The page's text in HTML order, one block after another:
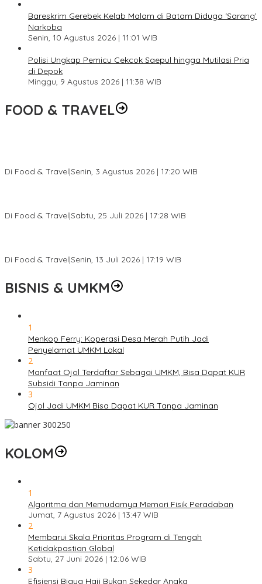
Bareskrim Gerebek Kelab Malam di Batam Diduga ‘Sarang’
Narkoba
Senin, 10 Agustus 2026 | 11:01 WIB
Polisi Ungkap Pemicu Cekcok Saepul hingga Mutilasi Pria
di Depok
Minggu, 9 Agustus 2026 | 11:38 WIB
FOOD & TRAVEL
Di Food & Travel|Senin, 3 Agustus 2026 | 17:20 WIB
Di Food & Travel|Sabtu, 25 Juli 2026 | 17:28 WIB
Di Food & Travel|Senin, 13 Juli 2026 | 17:19 WIB
BISNIS & UMKM
1
Menkop Ferry: Koperasi Desa Merah Putih Jadi
Penyelamat UMKM Lokal
2
Manfaat Ojol Terdaftar Sebagai UMKM, Bisa Dapat KUR
Subsidi Tanpa Jaminan
3
Ojol Jadi UMKM Bisa Dapat KUR Tanpa Jaminan
KOLOM
1
Algoritma dan Memudarnya Memori Fisik Peradaban
Jumat, 7 Agustus 2026 | 13:47 WIB
2
Membarui Skala Prioritas Program di Tengah
Ketidakpastian Global
Sabtu, 27 Juni 2026 | 12:06 WIB
3
Efisiensi Biaya Haji Bukan Sekedar Angka